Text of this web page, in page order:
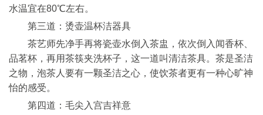
水温宜在80℃左右。
第三道：烫壶温杯洁器具
茶艺师先净手再将瓷壶水倒入茶盅，依次倒入闻香杯、
品茗杯，再用茶筷夹洗杯子，这一道叫清洁茶具。茶是圣洁
之物，泡茶人要有一颗圣洁之心，使饮茶者更有一种心旷神
怡的感受。
第四道：毛尖入宫吉祥意